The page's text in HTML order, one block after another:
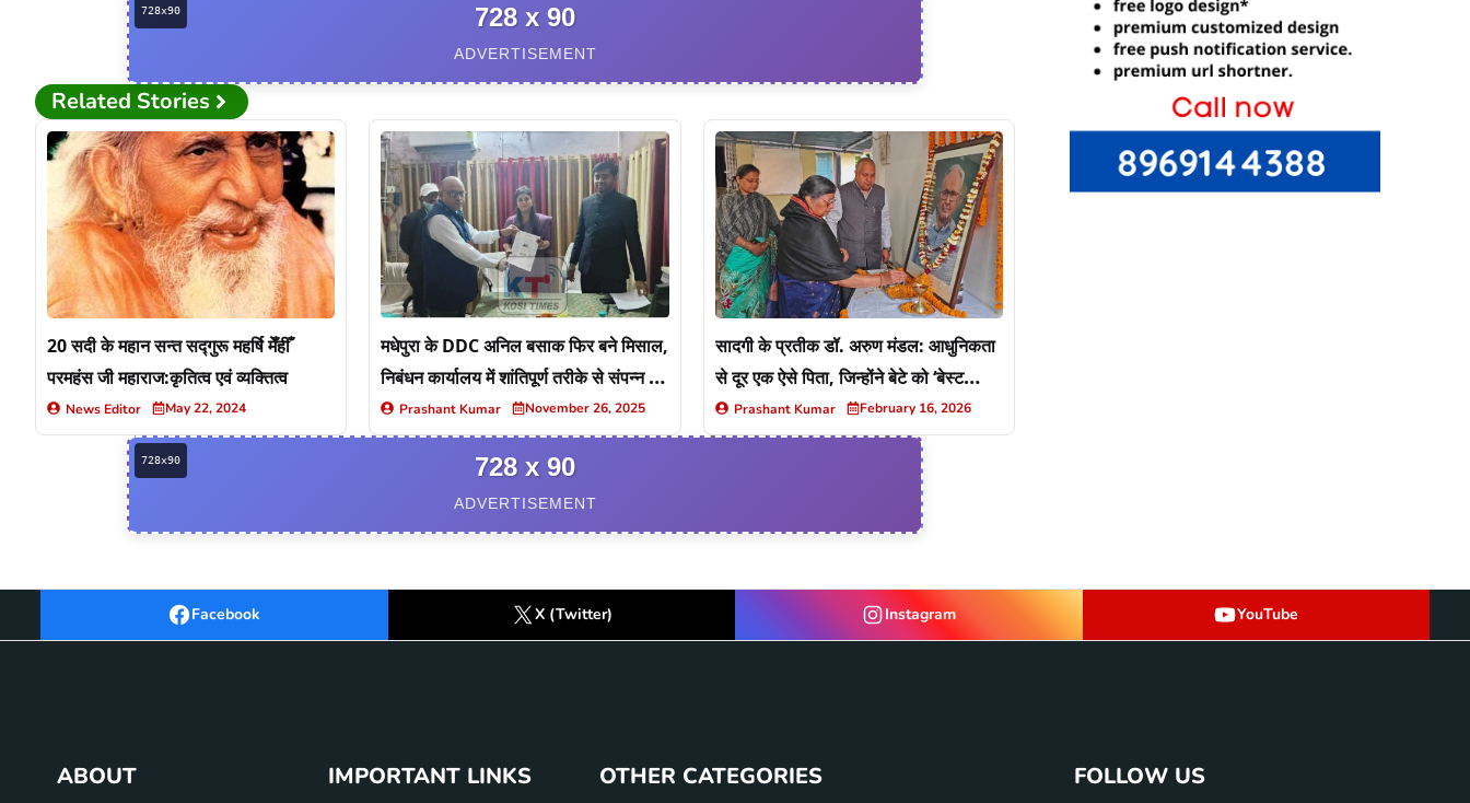
728 x 90
ADVERTISEMENT
Related Stories
20 सदी के महान सन्त सद्गुरू महर्षि मेँहीँ
परमहंस जी महाराज:कृतित्व एवं व्यक्तित्व
News Editor May 22, 2024
मधेपुरा के DDC अनिल बसाक फिर बने मिसाल,
निबंधन कार्यालय में शांतिपूर्ण तरीके से संपन्न की
शादीPrashant Kumar November 26, 2025
सादगी के प्रतीक डॉ. अरुण मंडल: आधुनिकता
से दूर एक ऐसे पिता, जिन्होंने बेटे को ‘बेस्ट
डॉक्टर’ बनने की सीख दी
Prashant Kumar February 16, 2026
728 x 90
ADVERTISEMENT
Facebook X (Twitter) Instagram YouTube
ABOUT IMPORTANT LINKS OTHER CATEGORIES FOLLOW US